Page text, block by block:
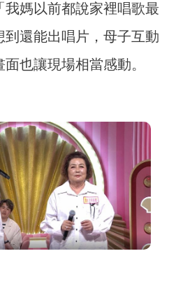
媽以前都說家裡唱歌最
還能出唱片，母子互動
也讓現場相當感動。